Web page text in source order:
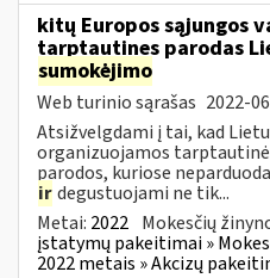
kitų Europos sąjungos
tarptautines parodas
sumokėjimo
Web turinio sąrašas 2022-
Atsižvelgdami į tai, kad
organizuojamos
parodos, kuriose
irdegustuojami ne tik...
Metai: 2022 Mokesčių
įstatymų pakeitimai »
2022 metais » Akcizų